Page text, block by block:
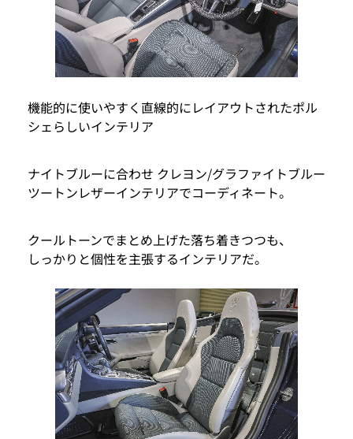
機能的に使いやすく直線的にレイアウトされたポル
シェらしいインテリア
ナイトブルーに合わせ クレヨン/グラファイトブルー
ツートンレザーインテリアでコーディネート。
クールトーンでまとめ上げた落ち着きつつも、
しっかりと個性を主張するインテリアだ。